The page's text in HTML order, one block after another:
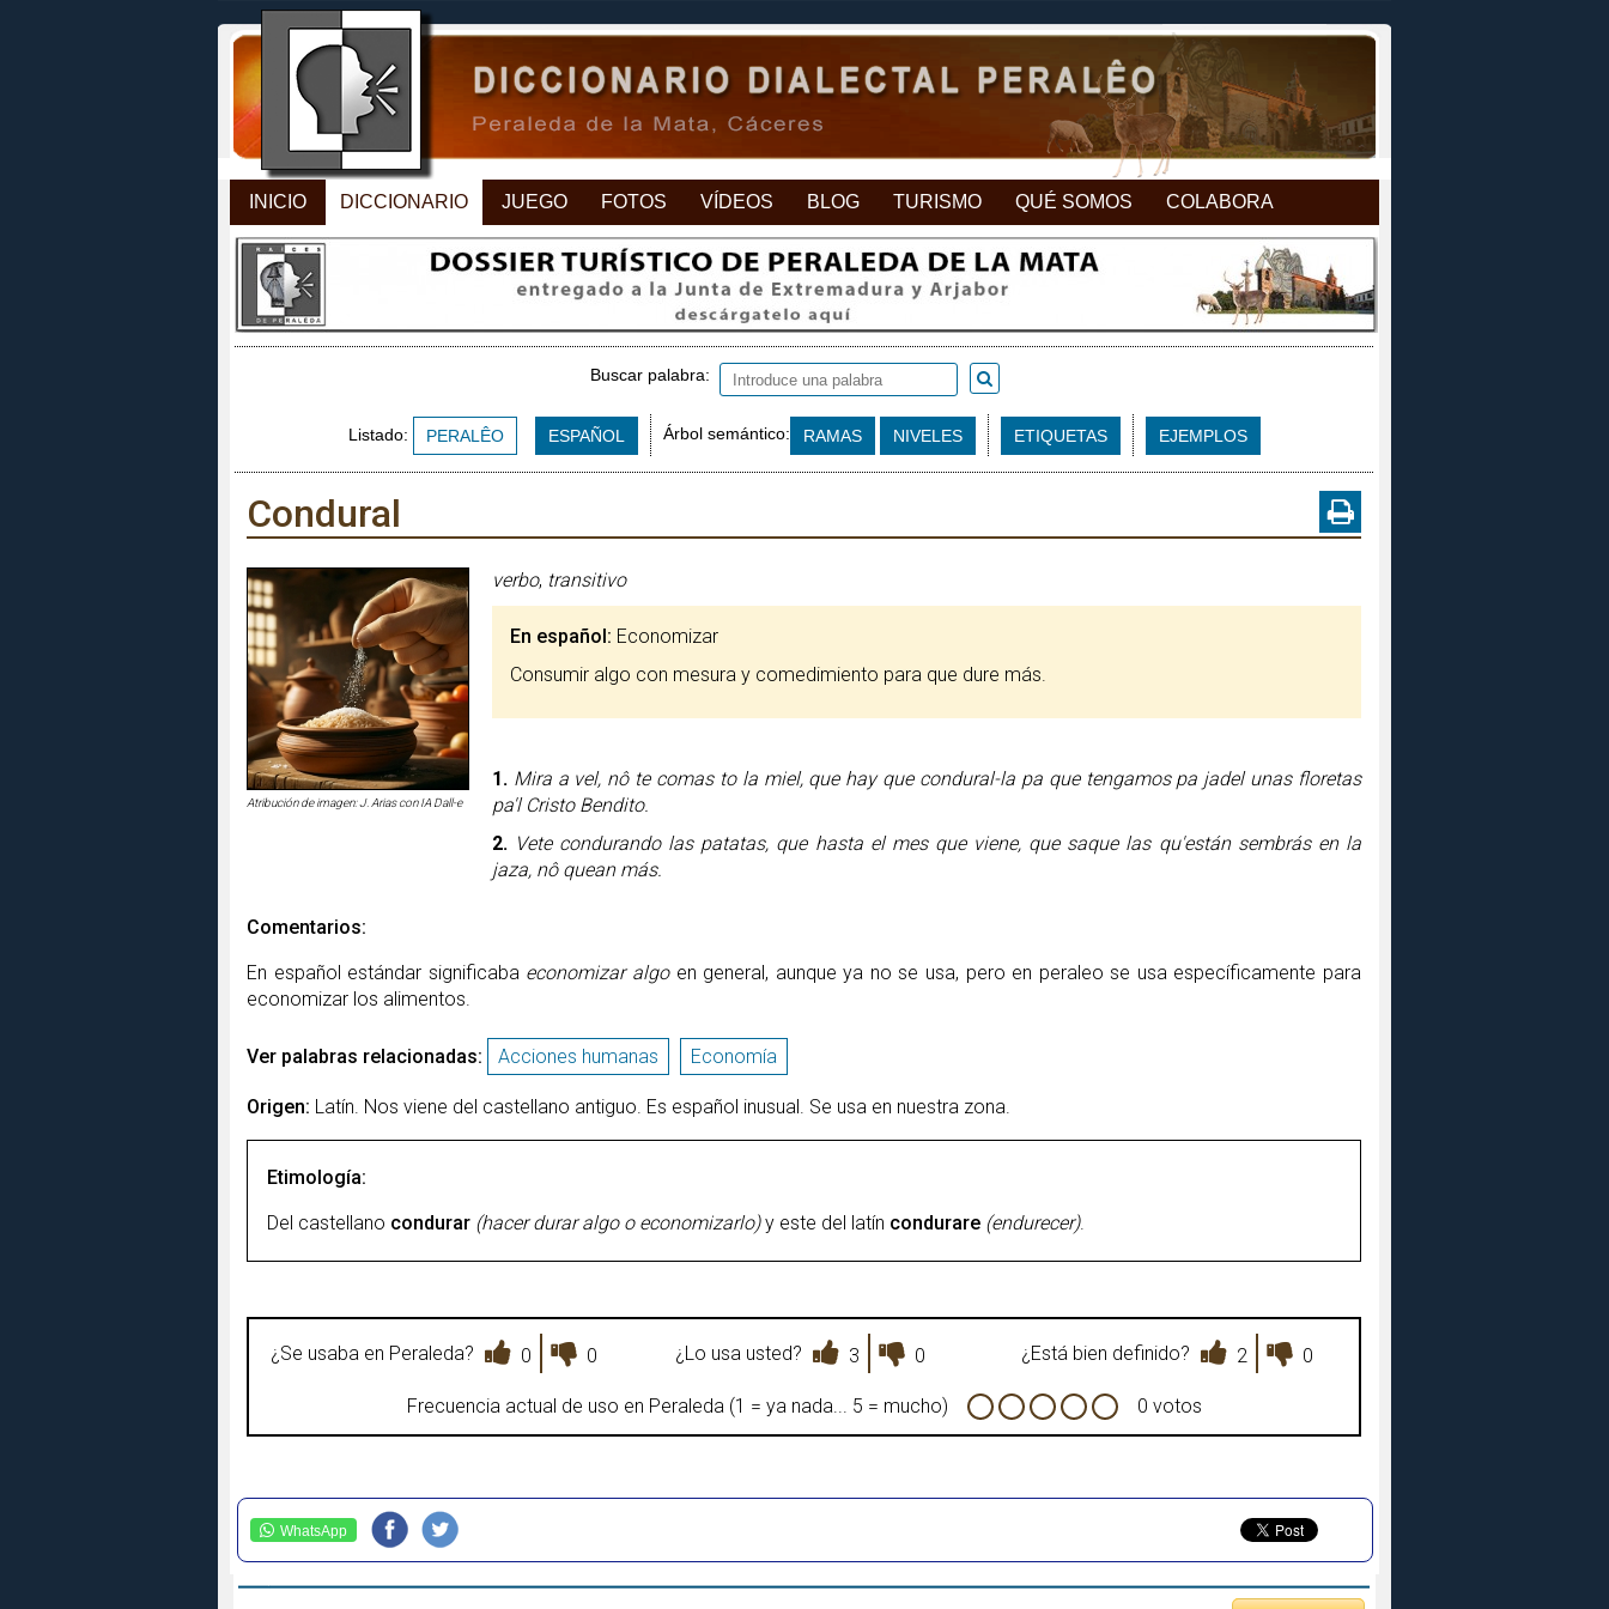
INICIO DICCIONARIO JUEGO FOTOS VÍDEOS BLOG TURISMO QUÉ SOMOS COLABORA
Buscar palabra:
Listado: PERALÊO ESPAÑOL Árbol semántico: RAMAS NIVELES ETIQUETAS EJEMPLOS
Condural
Atribución de imagen: J. Arias con IA Dall-e
verbo, transitivo
En español: Economizar
Consumir algo con mesura y comedimiento para que dure más.
1. Mira a vel, nô te comas to la miel, que hay que condural-la pa que tengamos pa jadel unas floretas
pa'l Cristo Bendito.
2. Vete condurando las patatas, que hasta el mes que viene, que saque las qu'están sembrás en la
jaza, nô quean más.
Comentarios:
En español estándar significaba economizar algoen general, aunque ya no se usa, pero en peraleo se usa específicamente para
economizar los alimentos.
Ver palabras relacionadas: Acciones humanas Economía
Origen: Latín. Nos viene del castellano antiguo. Es español inusual. Se usa en nuestra zona.
Etimología:
Del castellano condurar (hacer durar algo o economizarlo)y este del latín condurare (endurecer).
¿Se usaba en Peraleda? 0 0 ¿Lo usa usted? 3 0 ¿Está bien definido? 2 0
Frecuencia actual de uso en Peraleda (1 = ya nada... 5 = mucho) 0 votos
WhatsApp